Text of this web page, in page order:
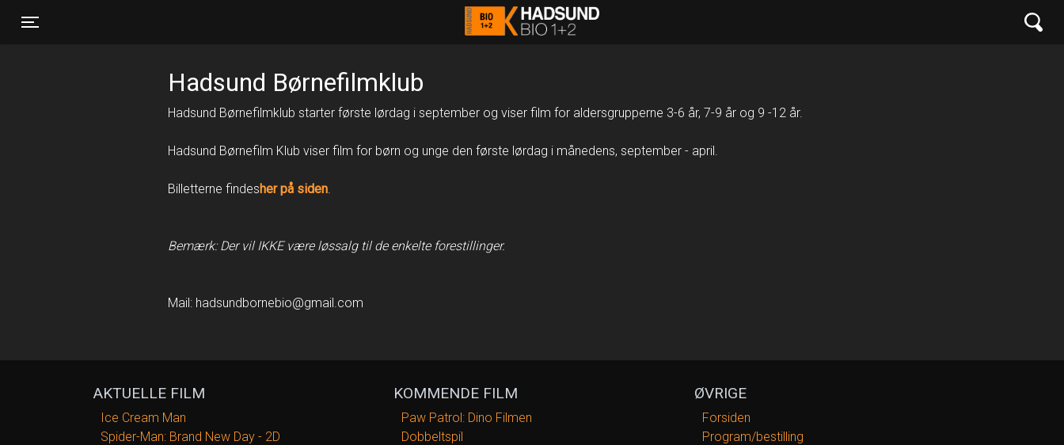
Hadsund Bio 1+2
Hadsund Børnefilmklub
Hadsund Børnefilmklub starter første lørdag i september og viser film for aldersgrupperne 3-6 år, 7-9 år og 9 -12 år.
Hadsund Børnefilm Klub viser film for børn og unge den første lørdag i månedens, september - april.
Billetterne findesher på siden.
Bemærk: Der vil IKKE være løssalg til de enkelte forestillinger.
Mail: hadsundbornebio@gmail.com
AKTUELLE FILM
Ice Cream Man
Spider-Man: Brand New Day - 2D
KOMMENDE FILM
Paw Patrol: Dino Filmen
Dobbeltspil
ØVRIGE
Forsiden
Program/bestilling